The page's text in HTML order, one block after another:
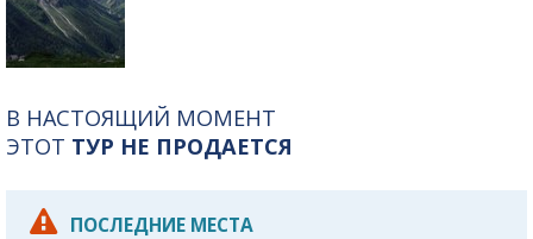
В НАСТОЯЩИЙ МОМЕНТ
ЭТОТ ТУР НЕ ПРОДАЕТСЯ
ПОСЛЕДНИЕ МЕСТА